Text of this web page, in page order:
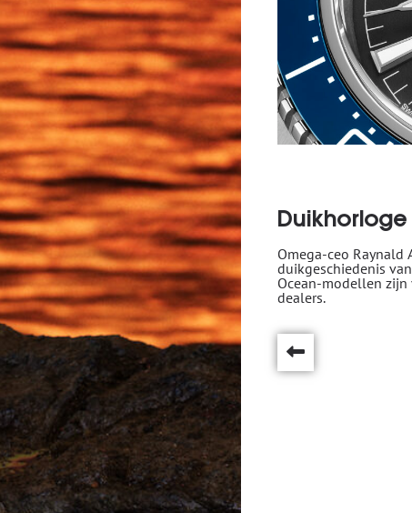
Duikhorloge
Omega-ceo
duikgeschiedenis
Ocean-modellen zijn
dealers.